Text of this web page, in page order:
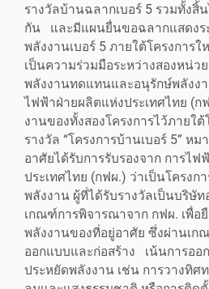
รางวัลบ้านฉลากเบอร์ 5 รวมทั้งสิ้
กัน และมีแผนยื่นขอฉลากแสดงร
พลังงานเบอร์ 5 ภายใต้โครงการ
เป็นความร่วมมือระหว่างสองหน่
พลังงานทดแทนและอนุรักษ์พลัง
ไฟฟ้าฝ่ายผลิตแห่งประเทศไทย (ก
งานของทั้งสองโครงการไว้ภายใต้
รางวัล “โครงการบ้านเบอร์ 5” หม
อาศัยได้รับการรับรองจาก การไฟ
ประเทศไทย (กฟผ.) ว่าเป็นโครงก
พลังงาน ผู้ที่ได้รับรางวัลเป็นบริษั
เกณฑ์การพิจารณาจาก กฟผ. เพื่อ
พลังงานของที่อยู่อาศัย ซึ่งผ่านเ
ออกแบบและก่อสร้าง เน้นการออ
ประหยัดพลังงาน เช่น การวางทิศ